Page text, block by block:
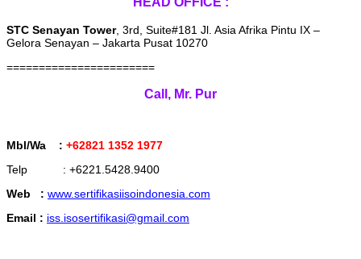
STC Senayan Tower, 3rd, Suite#181 Jl. Asia Afrika Pintu IX –
Gelora Senayan – Jakarta Pusat 10270
=======================
Call, Mr. Pur
Mbl/Wa : +62821 1352 1977
Telp : +6221.5428.9400
Web : www.sertifikasiisoindonesia.com
Email : iss.isosertifikasi@gmail.com